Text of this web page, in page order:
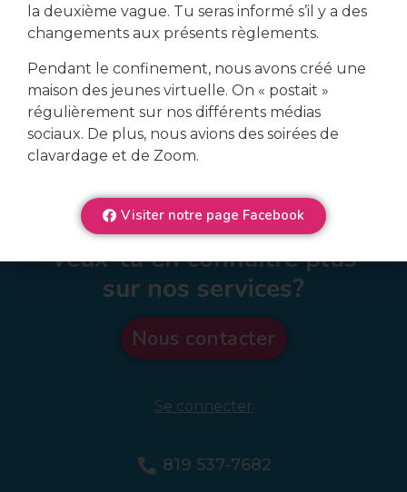
Veux-tu en connaître plus
sur nos services?
Nous contacter
Se connecter
819 537-7682
la deuxième vague. Tu seras informé s’il y a des
changements aux présents règlements.
Pendant le confinement, nous avons créé une
maison des jeunes virtuelle. On « postait »
régulièrement sur nos différents médias
sociaux. De plus, nous avions des soirées de
clavardage et de Zoom.
Visiter notre page Facebook